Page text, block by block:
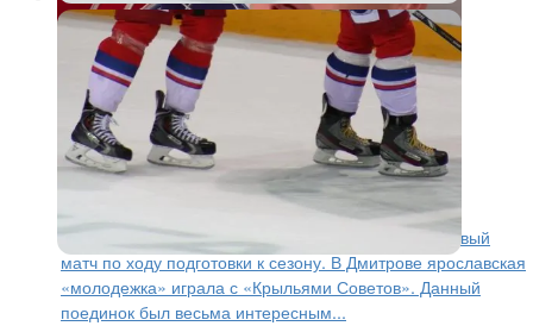
Молодежный хоккей 10 лет назад
Ярославский «Локо-Юниор»
обыграл «Крылья Советов»
Во вторник, 19 июля, «Локо-Юниор» проводил первый
матч по ходу подготовки к сезону. В Дмитрове ярославская
«молодежка» играла с «Крыльями Советов». Данный
поединок был весьма интересным...